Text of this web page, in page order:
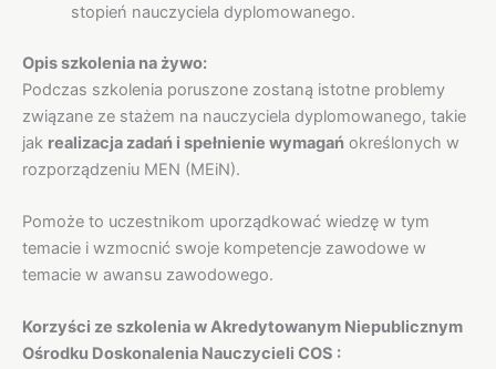
stopień nauczyciela dyplomowanego.
Opis szkolenia na żywo:
Podczas szkolenia poruszone zostaną istotne problemy
związane ze stażem na nauczyciela dyplomowanego, takie
jak realizacja zadań i spełnienie wymagań określonych w
rozporządzeniu MEN (MEiN).
Pomoże to uczestnikom uporządkować wiedzę w tym
temacie i wzmocnić swoje kompetencje zawodowe w
temacie w awansu zawodowego.
Korzyści ze szkolenia w Akredytowanym Niepublicznym
Ośrodku Doskonalenia Nauczycieli COS :